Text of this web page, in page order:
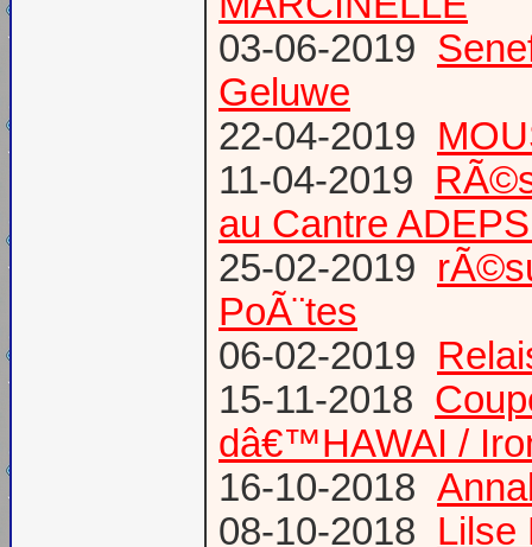
03-06-2019
Geluwe
22-04-2019
11-04-2019
au Cantre
25-02-2019
PoÃ¨tes
06-02-2019
15-11-2018
dâ€™HAWAI /
16-10-2018
08-10-2018 Lilse